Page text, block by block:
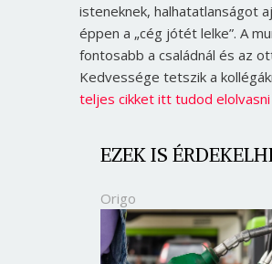
isteneknek, halhatatlanságot
éppen a „cég jótét lelke”. A
fontosabb a családnál és az
Kedvessége tetszik a
teljes cikket itt tudod elolvasni
EZEK IS
Origo